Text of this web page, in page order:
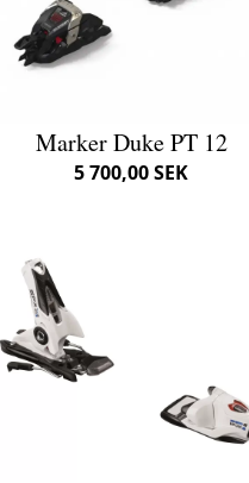
Marker Duke PT 12
5 700,00 SEK